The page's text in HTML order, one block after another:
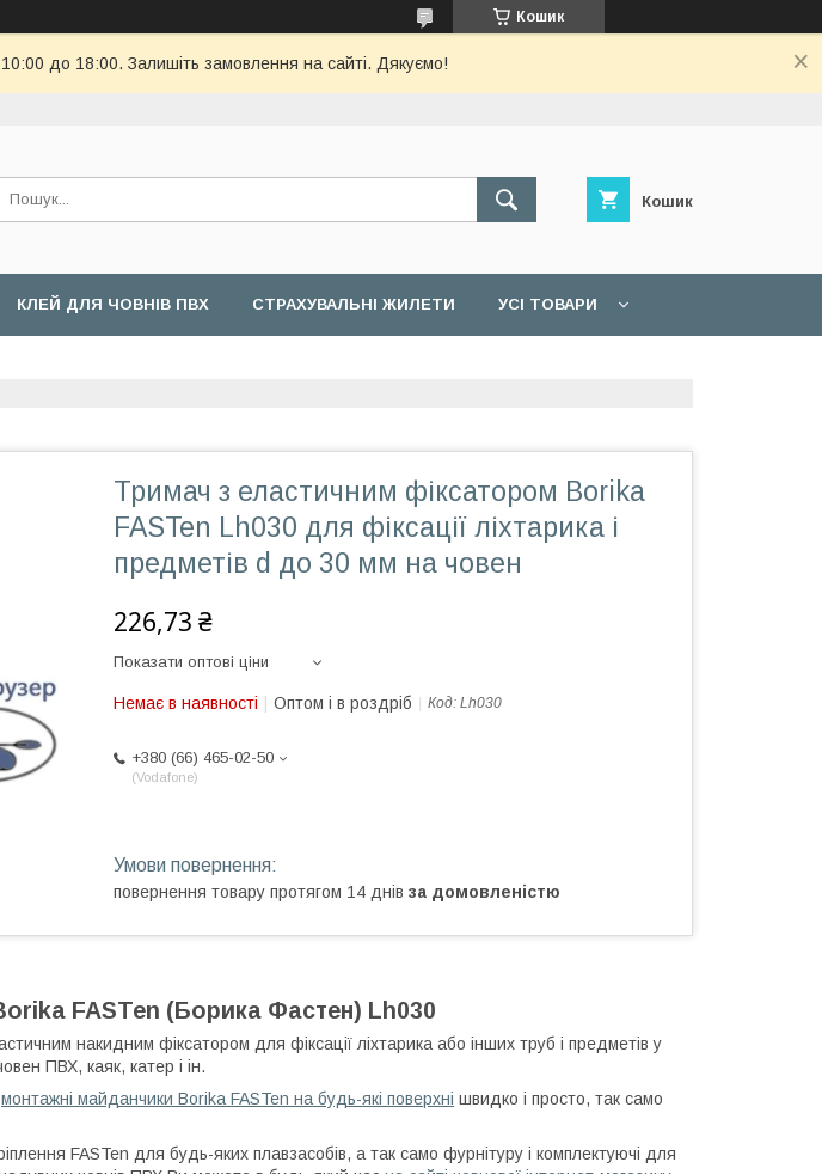
Кошик
до 18:00. Залишіть замовлення на сайті. Дякуємо!
Кошик
КЛЕЙ ДЛЯ ЧОВНІВ ПВХ СТРАХУВАЛЬНІ ЖИЛЕТИ УСІ ТОВАРИ
Тримач з еластичним фіксатором Borika
FASTen Lh030 для фіксації ліхтарика і
предметів d до 30 мм на човен
226,73 ₴
Показати оптові ціни
Немає в наявності Оптом і в роздріб Код: Lh030
+380 (66) 465-02-50
Vodafone
повернення товару протягом 14 днів за домовленістю
FASTen (Борика Фастен) Lh030
накидним фіксатором для фіксації ліхтарика або інших труб і предметів у
ПВХ, каяк, катер і ін.
монтажні майданчики Borika FASTen на будь-які поверхні швидко і просто, так само
FASTen для будь-яких плавзасобів, а так само фурнітуру і комплектуючі для